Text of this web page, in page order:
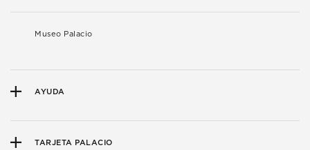
Museo Palacio
AYUDA
TARJETA PALACIO